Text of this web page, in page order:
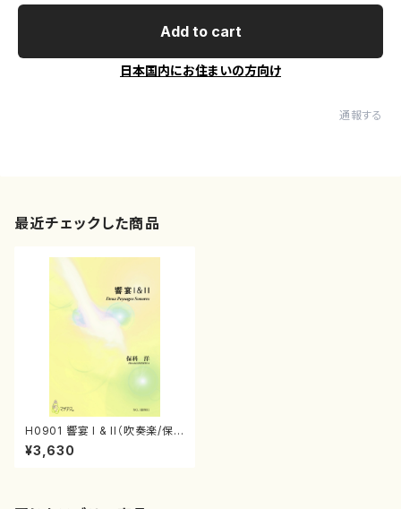
Add to cart
日本国内にお住まいの方向け
通報する
最近チェックした商品
H0901 響宴 I & II（吹奏楽/保
科洋/楽譜）
¥3,630